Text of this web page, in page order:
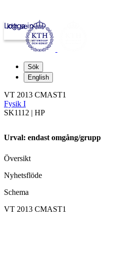
kth.se
Logga in
Sök
English
VT 2013 CMAST1
Fysik I
SK1112 | HP
Urval: endast omgång/grupp
Översikt
Nyhetsflöde
Schema
VT 2013 CMAST1